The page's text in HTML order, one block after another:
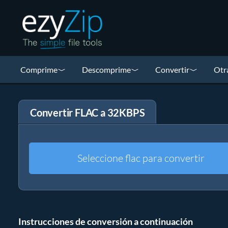
Comprime Descomprime Convertir
Convertir FLAC a 32KBPS
Seleccione flac para convertir
Instrucciones de conversión a continuación